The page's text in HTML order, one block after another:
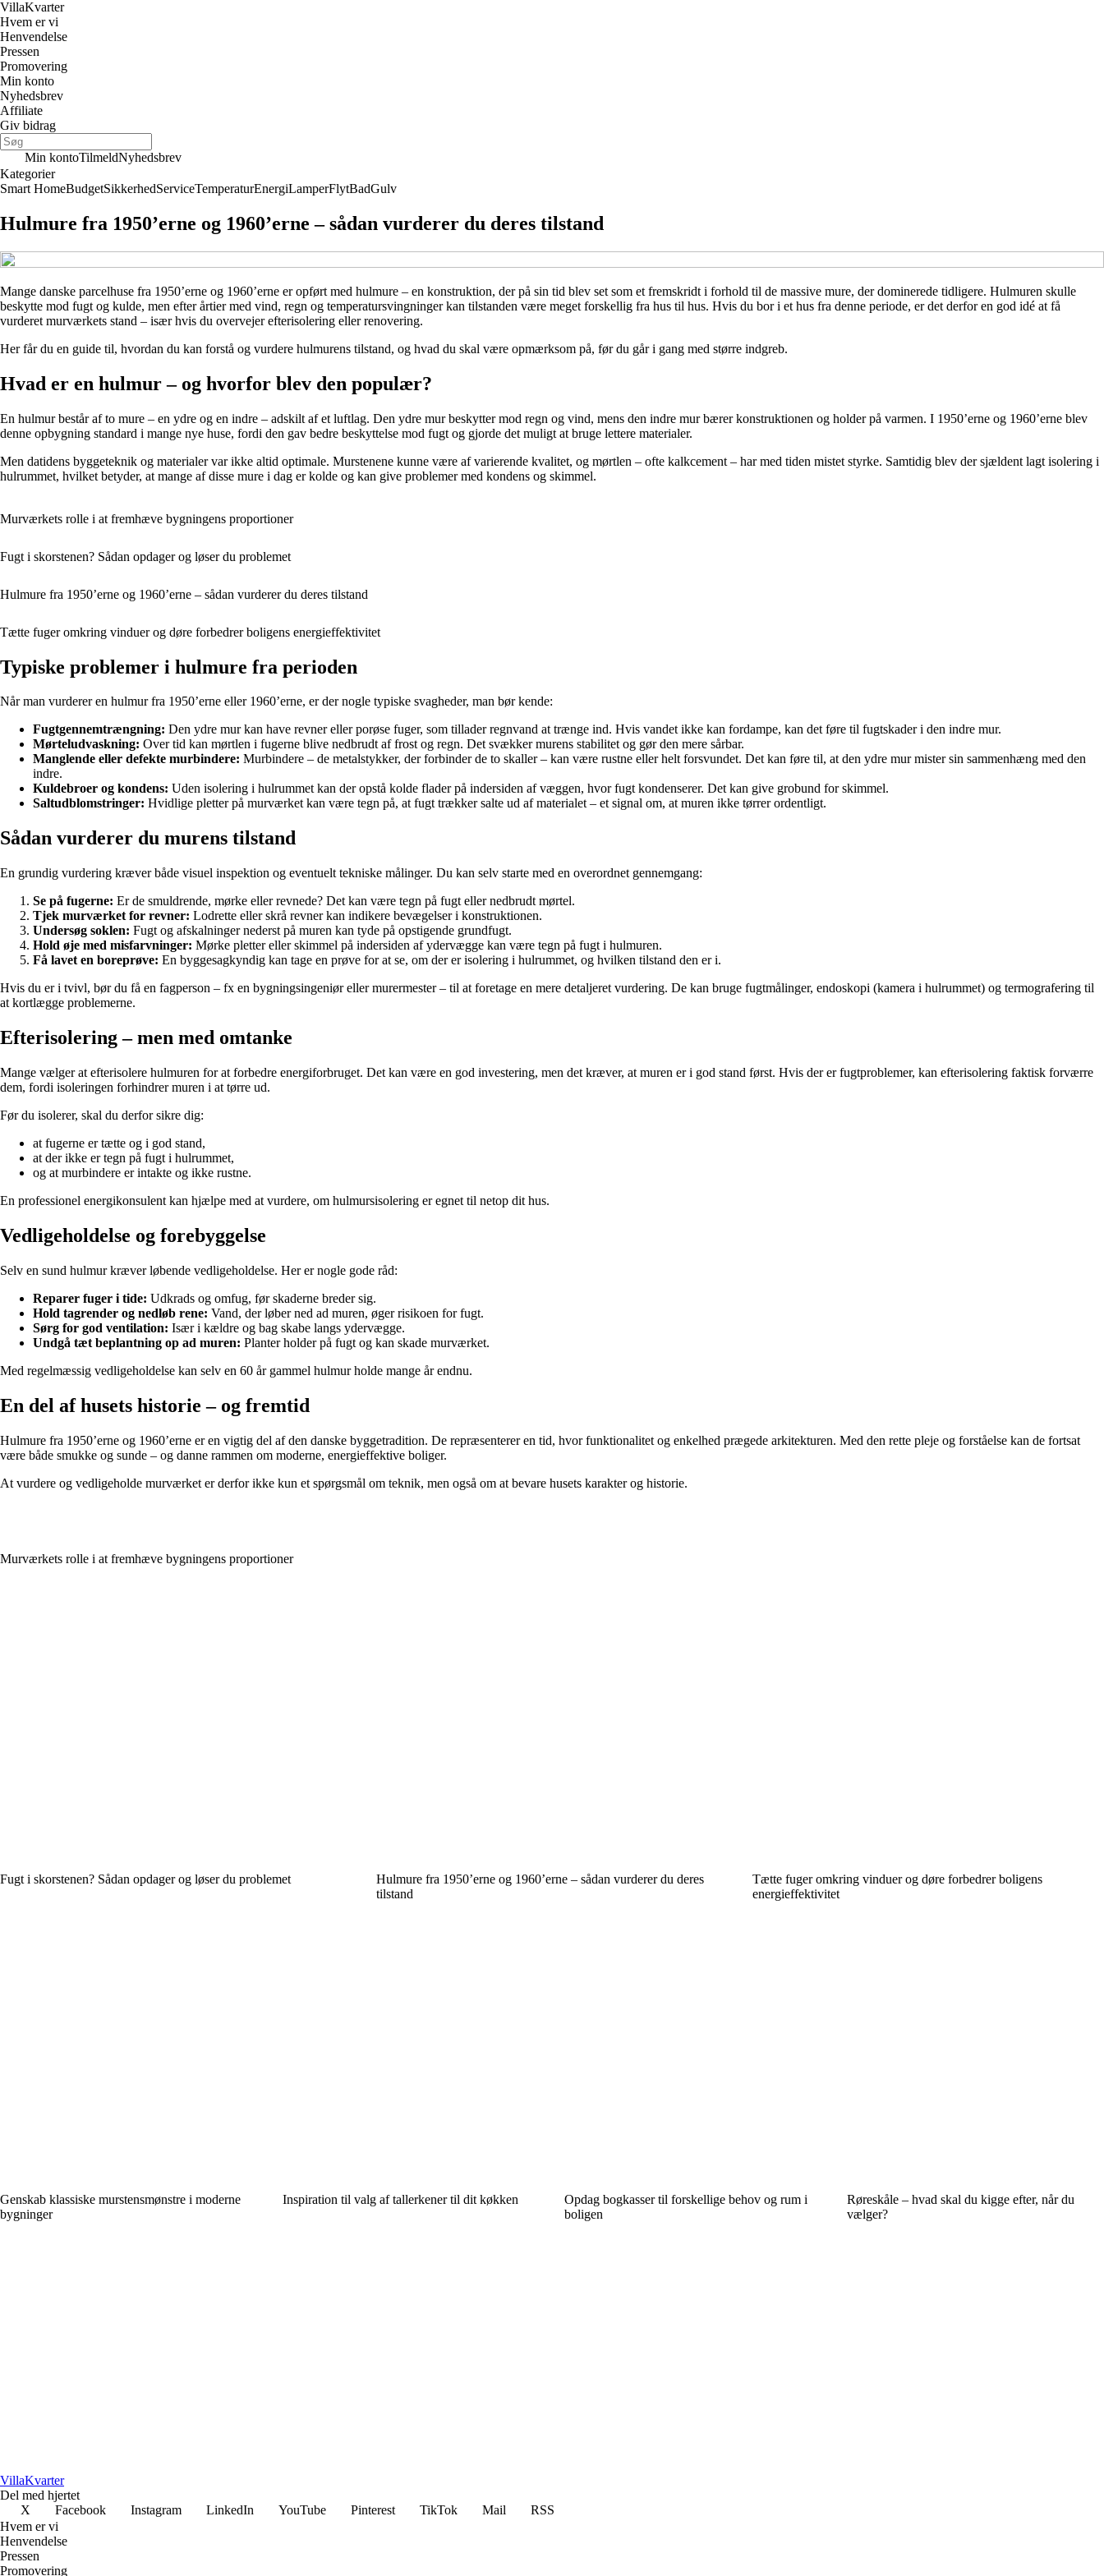
VillaKvarter
Hvem er vi
Henvendelse
Pressen
Promovering
Min konto
Nyhedsbrev
Affiliate
Giv bidrag
Min kontoTilmeldNyhedsbrev
Kategorier
Smart HomeBudgetSikkerhedServiceTemperaturEnergiLamperFlytBadGulv
Hulmure fra 1950’erne og 1960’erne – sådan vurderer du deres tilstand
Mange danske parcelhuse fra 1950’erne og 1960’erne er opført med hulmure – en konstruktion, der på sin tid blev set som et fremskridt i forhold til de massive mure, der dominerede tidligere. Hulmuren skulle
beskytte mod fugt og kulde, men efter årtier med vind, regn og temperatursvingninger kan tilstanden være meget forskellig fra hus til hus. Hvis du bor i et hus fra denne periode, er det derfor en god idé at få
vurderet murværkets stand – især hvis du overvejer efterisolering eller renovering.
Her får du en guide til, hvordan du kan forstå og vurdere hulmurens tilstand, og hvad du skal være opmærksom på, før du går i gang med større indgreb.
Hvad er en hulmur – og hvorfor blev den populær?
En hulmur består af to mure – en ydre og en indre – adskilt af et luftlag. Den ydre mur beskytter mod regn og vind, mens den indre mur bærer konstruktionen og holder på varmen. I 1950’erne og 1960’erne blev
denne opbygning standard i mange nye huse, fordi den gav bedre beskyttelse mod fugt og gjorde det muligt at bruge lettere materialer.
Men datidens byggeteknik og materialer var ikke altid optimale. Murstenene kunne være af varierende kvalitet, og mørtlen – ofte kalkcement – har med tiden mistet styrke. Samtidig blev der sjældent lagt isolering i
hulrummet, hvilket betyder, at mange af disse mure i dag er kolde og kan give problemer med kondens og skimmel.
Murværkets rolle i at fremhæve bygningens proportioner
Fugt i skorstenen? Sådan opdager og løser du problemet
Hulmure fra 1950’erne og 1960’erne – sådan vurderer du deres tilstand
Tætte fuger omkring vinduer og døre forbedrer boligens energieffektivitet
Typiske problemer i hulmure fra perioden
Når man vurderer en hulmur fra 1950’erne eller 1960’erne, er der nogle typiske svagheder, man bør kende:
Fugtgennemtrængning: Den ydre mur kan have revner eller porøse fuger, som tillader regnvand at trænge ind. Hvis vandet ikke kan fordampe, kan det føre til fugtskader i den indre mur.
Mørteludvaskning: Over tid kan mørtlen i fugerne blive nedbrudt af frost og regn. Det svækker murens stabilitet og gør den mere sårbar.
Manglende eller defekte murbindere: Murbindere – de metalstykker, der forbinder de to skaller – kan være rustne eller helt forsvundet. Det kan føre til, at den ydre mur mister sin sammenhæng med den
indre.
Kuldebroer og kondens: Uden isolering i hulrummet kan der opstå kolde flader på indersiden af væggen, hvor fugt kondenserer. Det kan give grobund for skimmel.
Saltudblomstringer: Hvidlige pletter på murværket kan være tegn på, at fugt trækker salte ud af materialet – et signal om, at muren ikke tørrer ordentligt.
Sådan vurderer du murens tilstand
En grundig vurdering kræver både visuel inspektion og eventuelt tekniske målinger. Du kan selv starte med en overordnet gennemgang:
Se på fugerne: Er de smuldrende, mørke eller revnede? Det kan være tegn på fugt eller nedbrudt mørtel.
Tjek murværket for revner: Lodrette eller skrå revner kan indikere bevægelser i konstruktionen.
Undersøg soklen: Fugt og afskalninger nederst på muren kan tyde på opstigende grundfugt.
Hold øje med misfarvninger: Mørke pletter eller skimmel på indersiden af ydervægge kan være tegn på fugt i hulmuren.
Få lavet en boreprøve: En byggesagkyndig kan tage en prøve for at se, om der er isolering i hulrummet, og hvilken tilstand den er i.
Hvis du er i tvivl, bør du få en fagperson – fx en bygningsingeniør eller murermester – til at foretage en mere detaljeret vurdering. De kan bruge fugtmålinger, endoskopi (kamera i hulrummet) og termografering til
at kortlægge problemerne.
Efterisolering – men med omtanke
Mange vælger at efterisolere hulmuren for at forbedre energiforbruget. Det kan være en god investering, men det kræver, at muren er i god stand først. Hvis der er fugtproblemer, kan efterisolering faktisk forværre
dem, fordi isoleringen forhindrer muren i at tørre ud.
Før du isolerer, skal du derfor sikre dig:
at fugerne er tætte og i god stand,
at der ikke er tegn på fugt i hulrummet,
og at murbindere er intakte og ikke rustne.
En professionel energikonsulent kan hjælpe med at vurdere, om hulmursisolering er egnet til netop dit hus.
Vedligeholdelse og forebyggelse
Selv en sund hulmur kræver løbende vedligeholdelse. Her er nogle gode råd:
Reparer fuger i tide: Udkrads og omfug, før skaderne breder sig.
Hold tagrender og nedløb rene: Vand, der løber ned ad muren, øger risikoen for fugt.
Sørg for god ventilation: Især i kældre og bag skabe langs ydervægge.
Undgå tæt beplantning op ad muren: Planter holder på fugt og kan skade murværket.
Med regelmæssig vedligeholdelse kan selv en 60 år gammel hulmur holde mange år endnu.
En del af husets historie – og fremtid
Hulmure fra 1950’erne og 1960’erne er en vigtig del af den danske byggetradition. De repræsenterer en tid, hvor funktionalitet og enkelhed prægede arkitekturen. Med den rette pleje og forståelse kan de fortsat
være både smukke og sunde – og danne rammen om moderne, energieffektive boliger.
At vurdere og vedligeholde murværket er derfor ikke kun et spørgsmål om teknik, men også om at bevare husets karakter og historie.
Murværkets rolle i at fremhæve bygningens proportioner
Fugt i skorstenen? Sådan opdager og løser du problemet
Hulmure fra 1950’erne og 1960’erne – sådan vurderer du deres
tilstand
Tætte fuger omkring vinduer og døre forbedrer boligens
energieffektivitet
Genskab klassiske murstensmønstre i moderne
bygninger
Inspiration til valg af tallerkener til dit køkken
Opdag bogkasser til forskellige behov og rum i
boligen
Røreskåle – hvad skal du kigge efter, når du
vælger?
VillaKvarter
Del med hjertet
X
Facebook Instagram LinkedIn YouTube Pinterest TikTok Mail
RSS
Hvem er vi
Henvendelse
Pressen
Promovering